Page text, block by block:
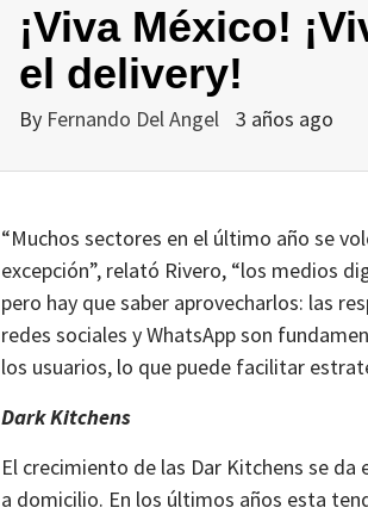
¡Viva México!
el delivery!
By Fernando Del Angel 3 años ago
“Muchos sectores en el último año se
excepción”, relató Rivero, “los medios
pero hay que saber aprovecharlos: las
redes sociales y WhatsApp son
los usuarios, lo que puede facilitar
Dark Kitchens
El crecimiento de las Dar Kitchens se
a domicilio. En los últimos años esta